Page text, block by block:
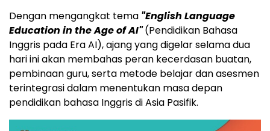
Dengan mengangkat tema "English Language
Education in the Age of AI"(Pendidikan Bahasa
Inggris pada Era AI), ajang yang digelar selama dua
hari ini akan membahas peran kecerdasan buatan,
pembinaan guru, serta metode belajar dan asesmen
terintegrasi dalam menentukan masa depan
pendidikan bahasa Inggris di Asia Pasifik.